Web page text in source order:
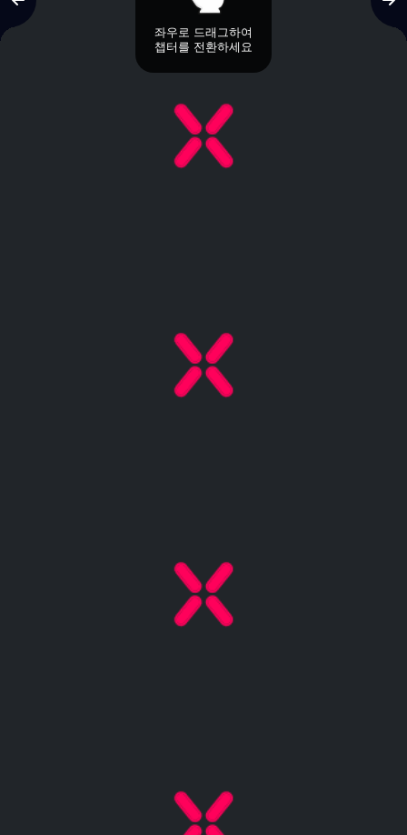
좌우로 드래그하여
챕터를 전환하세요